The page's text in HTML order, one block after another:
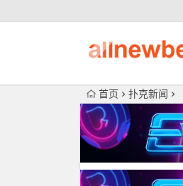
首页 扑克新闻